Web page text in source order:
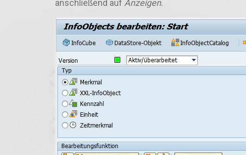
anschließend auf Anzeigen.